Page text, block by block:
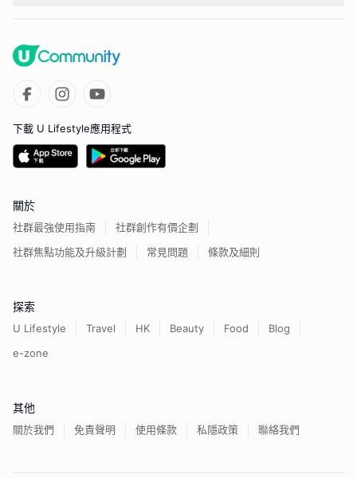
下載 U Lifestyle應用程式
關於
社群最強使用指南
社群創作有價企劃
社群焦點功能及升級計劃
常見問題 條款及細則
探索
U Lifestyle Travel HK Beauty Food
Blog
e-zone
其他
關於我們 免責聲明 使用條款 私隱政策 聯絡我們